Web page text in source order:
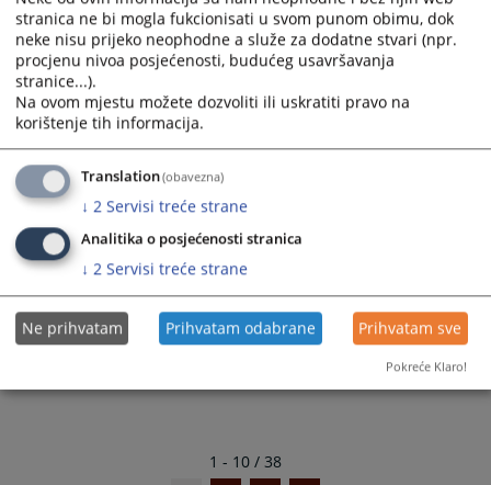
01.02.2023.
Općinskom sudu u Velikoj Kladuši
20.12.2022.
Pravilnik o javnim nabavkama Općinskog suda u Velikoj
Kladuši
28.06.2022.
Pravilnik o unutrašnjoj organizaciji i sistematizaciji radnih
mjesta Općinskog suda u Velikoj Kladuši
28.04.2022.
Pravilnik o načinu i uvjetima čuvanja materijalnih dokaza
1 - 10 / 38
stranica ne bi mogla fukcionisati u svom punom obimu, dok
neke nisu prijeko neophodne a služe za dodatne stvari (npr.
procjenu nivoa posjećenosti, budućeg usavršavanja
stranice...).
Na ovom mjestu možete dozvoliti ili uskratiti pravo na
korištenje tih informacija.
Translation(obavezna)
↓ 2 Servisi treće strane
Analitika o posjećenosti stranica
↓ 2 Servisi treće strane
Ne prihvatam Prihvatam odabrane Prihvatam sve
Pokreće Klaro!